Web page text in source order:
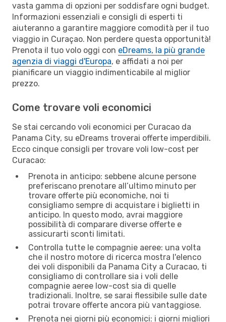
vasta gamma di opzioni per soddisfare ogni budget.
Informazioni essenziali e consigli di esperti ti
aiuteranno a garantire maggiore comodità per il tuo
viaggio in Curaçao. Non perdere questa opportunità!
Prenota il tuo volo oggi con eDreams, la più grande
agenzia di viaggi d'Europa, e affidati a noi per
pianificare un viaggio indimenticabile al miglior
prezzo.
Come trovare voli economici
Se stai cercando voli economici per Curacao da
Panama City, su eDreams troverai offerte imperdibili.
Ecco cinque consigli per trovare voli low-cost per
Curacao:
Prenota in anticipo: sebbene alcune persone
preferiscano prenotare all’ultimo minuto per
trovare offerte più economiche, noi ti
consigliamo sempre di acquistare i biglietti in
anticipo. In questo modo, avrai maggiore
possibilità di comparare diverse offerte e
assicurarti sconti limitati.
Controlla tutte le compagnie aeree: una volta
che il nostro motore di ricerca mostra l'elenco
dei voli disponibili da Panama City a Curacao, ti
consigliamo di controllare sia i voli delle
compagnie aeree low-cost sia di quelle
tradizionali. Inoltre, se sarai flessibile sulle date
potrai trovare offerte ancora più vantaggiose.
Prenota nei giorni più economici: i giorni migliori